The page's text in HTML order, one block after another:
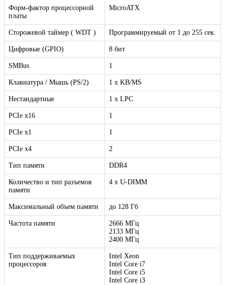
Форм-фактор процессорной
платы
MicroATX
Сторожевой таймер ( WDT ) Программируемый от 1 до 255 сек.
Цифровые (GPIO) 8 бит
SMBus 1
Клавиатура / Мышь (PS/2) 1 x KB/MS
Нестандартные 1 х LPC
PCIe x16 1
PCIe x1 1
PCIe x4 2
Тип памяти DDR4
Количество и тип разъемов
памяти
4 x U-DIMM
Максимальный объем памяти до 128 Гб
Частота памяти
2666 МГц
2133 МГц
2400 МГц
Тип поддерживаемых
процессоров
Intel Xeon
Intel Core i7
Intel Core i5
Intel Core i3